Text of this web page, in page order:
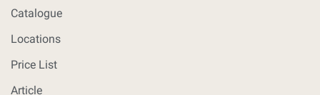
Catalogue
Locations
Price List
Article